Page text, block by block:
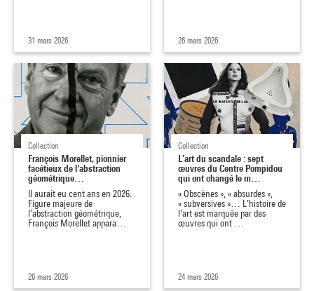
31 mars 2026 26 mars 2026
Collection
François Morellet, pionnier
facétieux de l'abstraction
géométrique…
Il aurait eu cent ans en 2026.
Figure majeure de
l’abstraction géométrique,
François Morellet appara…
26 mars 2026
Collection
L’art du scandale : sept
œuvres du Centre Pompidou
qui ont changé le m…
« Obscènes », « absurdes »,
« subversives »… L’histoire de
l’art est marquée par des
œuvres qui ont …
24 mars 2026